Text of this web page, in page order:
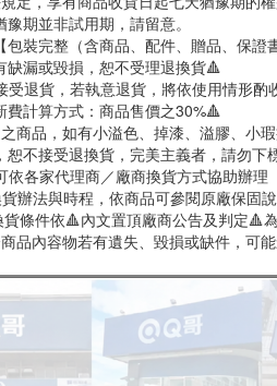
豫期並非試用期，請留意。
裝完整（含商品、配件、贈品、保證
缺漏或毀損，恕不受理退換貨🔺
退貨，若執意退貨，將依使用情形酌
費計算方式：商品售價之30%🔺
商品，如有小溢色、掉漆、溢膠、小瑕
不接受退換貨，完美主義者，請勿下
依各家代理商／廠商換貨方式協助辦理
辦法與時程，依商品可參閱原廠保固說
條件依🔺內文置頂廠商公告及判定🔺
內容物若有遺失、毀損或缺件，可